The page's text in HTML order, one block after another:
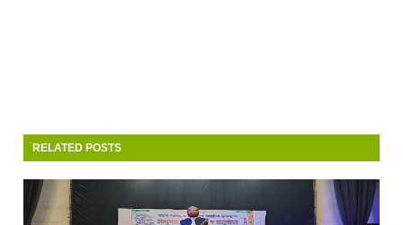
RELATED POSTS